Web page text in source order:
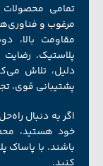
تمامی محصولات
مرغوب و
مقاومت بالا،
پلاستیک،
دلیل، تلاش
پشتیبانی قوی،
اگر به دنبال
خود هستید،
باشند. با پاساک